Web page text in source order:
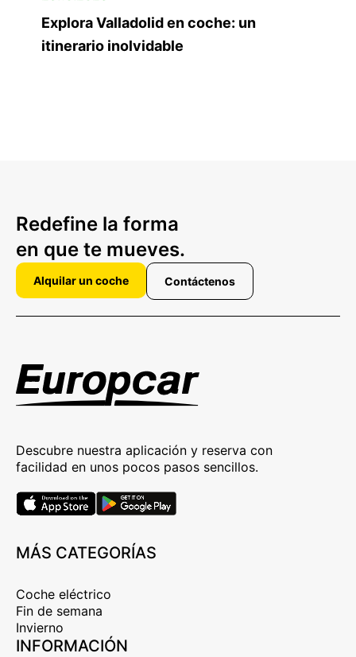
Explora Valladolid en coche: un
itinerario inolvidable
Redefine la forma
en que te mueves.
Alquilar un coche Contáctenos
Descubre nuestra aplicación y reserva con
facilidad en unos pocos pasos sencillos.
MÁS CATEGORÍAS
Coche eléctrico
Fin de semana
Invierno
INFORMACIÓN